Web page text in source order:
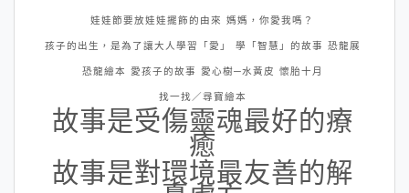
娃娃節要放娃娃擺飾的由來 媽媽，你愛我嗎？
孩子的出生，是為了讓大人學習「愛」 學「智慧」的故事 恐龍展
恐龍繪本 愛孩子的故事 愛心樹─水黃皮 懷胎十月
找一找／尋寶繪本
故事是受傷靈魂最好的療
癒
故事是對環境最友善的解